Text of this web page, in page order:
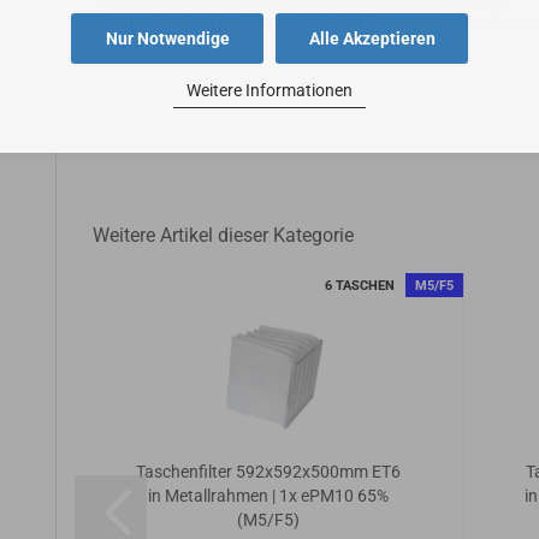
Alle Akzeptieren
Nur Notwendige
Weitere Informationen
Stromverbrauch und Verschleiß der Lüftungsanlage
Weitere Artikel dieser Kategorie
6 TASCHEN M5/F5
Taschenfilter 592x592x500mm ET6
in Metallrahmen | 1x ePM10 65%
(M5/F5)